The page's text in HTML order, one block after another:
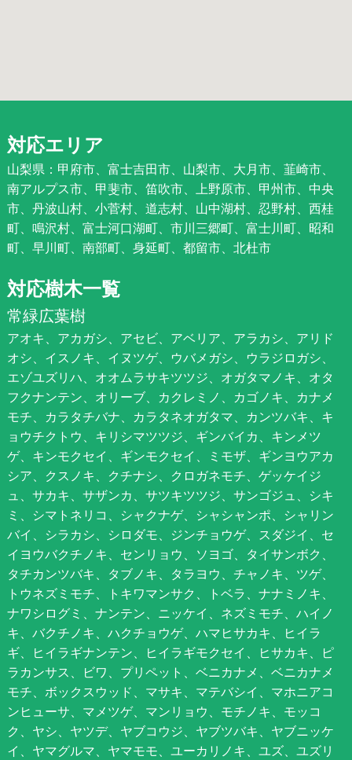
対応エリア
山梨県：甲府市、富士吉田市、山梨市、大月市、韮崎市、
南アルプス市、甲斐市、笛吹市、上野原市、甲州市、中央
市、丹波山村、小菅村、道志村、山中湖村、忍野村、西桂
町、鳴沢村、富士河口湖町、市川三郷町、富士川町、昭和
町、早川町、南部町、身延町、都留市、北杜市
対応樹木一覧
常緑広葉樹
アオキ、アカガシ、アセビ、アベリア、アラカシ、アリド
オシ、イスノキ、イヌツゲ、ウバメガシ、ウラジロガシ、
エゾユズリハ、オオムラサキツツジ、オガタマノキ、オタ
フクナンテン、オリーブ、カクレミノ、カゴノキ、カナメ
モチ、カラタチバナ、カラタネオガタマ、カンツバキ、キ
ョウチクトウ、キリシマツツジ、ギンバイカ、キンメツ
ゲ、キンモクセイ、ギンモクセイ、ミモザ、ギンヨウアカ
シア、クスノキ、クチナシ、クロガネモチ、ゲッケイジ
ュ、サカキ、サザンカ、サツキツツジ、サンゴジュ、シキ
ミ、シマトネリコ、シャクナゲ、シャシャンポ、シャリン
バイ、シラカシ、シロダモ、ジンチョウゲ、スダジイ、セ
イヨウバクチノキ、センリョウ、ソヨゴ、タイサンボク、
タチカンツバキ、タブノキ、タラヨウ、チャノキ、ツゲ、
トウネズミモチ、トキワマンサク、トベラ、ナナミノキ、
ナワシログミ、ナンテン、ニッケイ、ネズミモチ、ハイノ
キ、バクチノキ、ハクチョウゲ、ハマヒサカキ、ヒイラ
ギ、ヒイラギナンテン、ヒイラギモクセイ、ヒサカキ、ピ
ラカンサス、ビワ、プリペット、ベニカナメ、ベニカナメ
モチ、ボックスウッド、マサキ、マテバシイ、マホニアコ
ンヒューサ、マメツゲ、マンリョウ、モチノキ、モッコ
ク、ヤシ、ヤツデ、ヤブコウジ、ヤブツバキ、ヤブニッケ
イ、ヤマグルマ、ヤマモモ、ユーカリノキ、ユズ、ユズリ